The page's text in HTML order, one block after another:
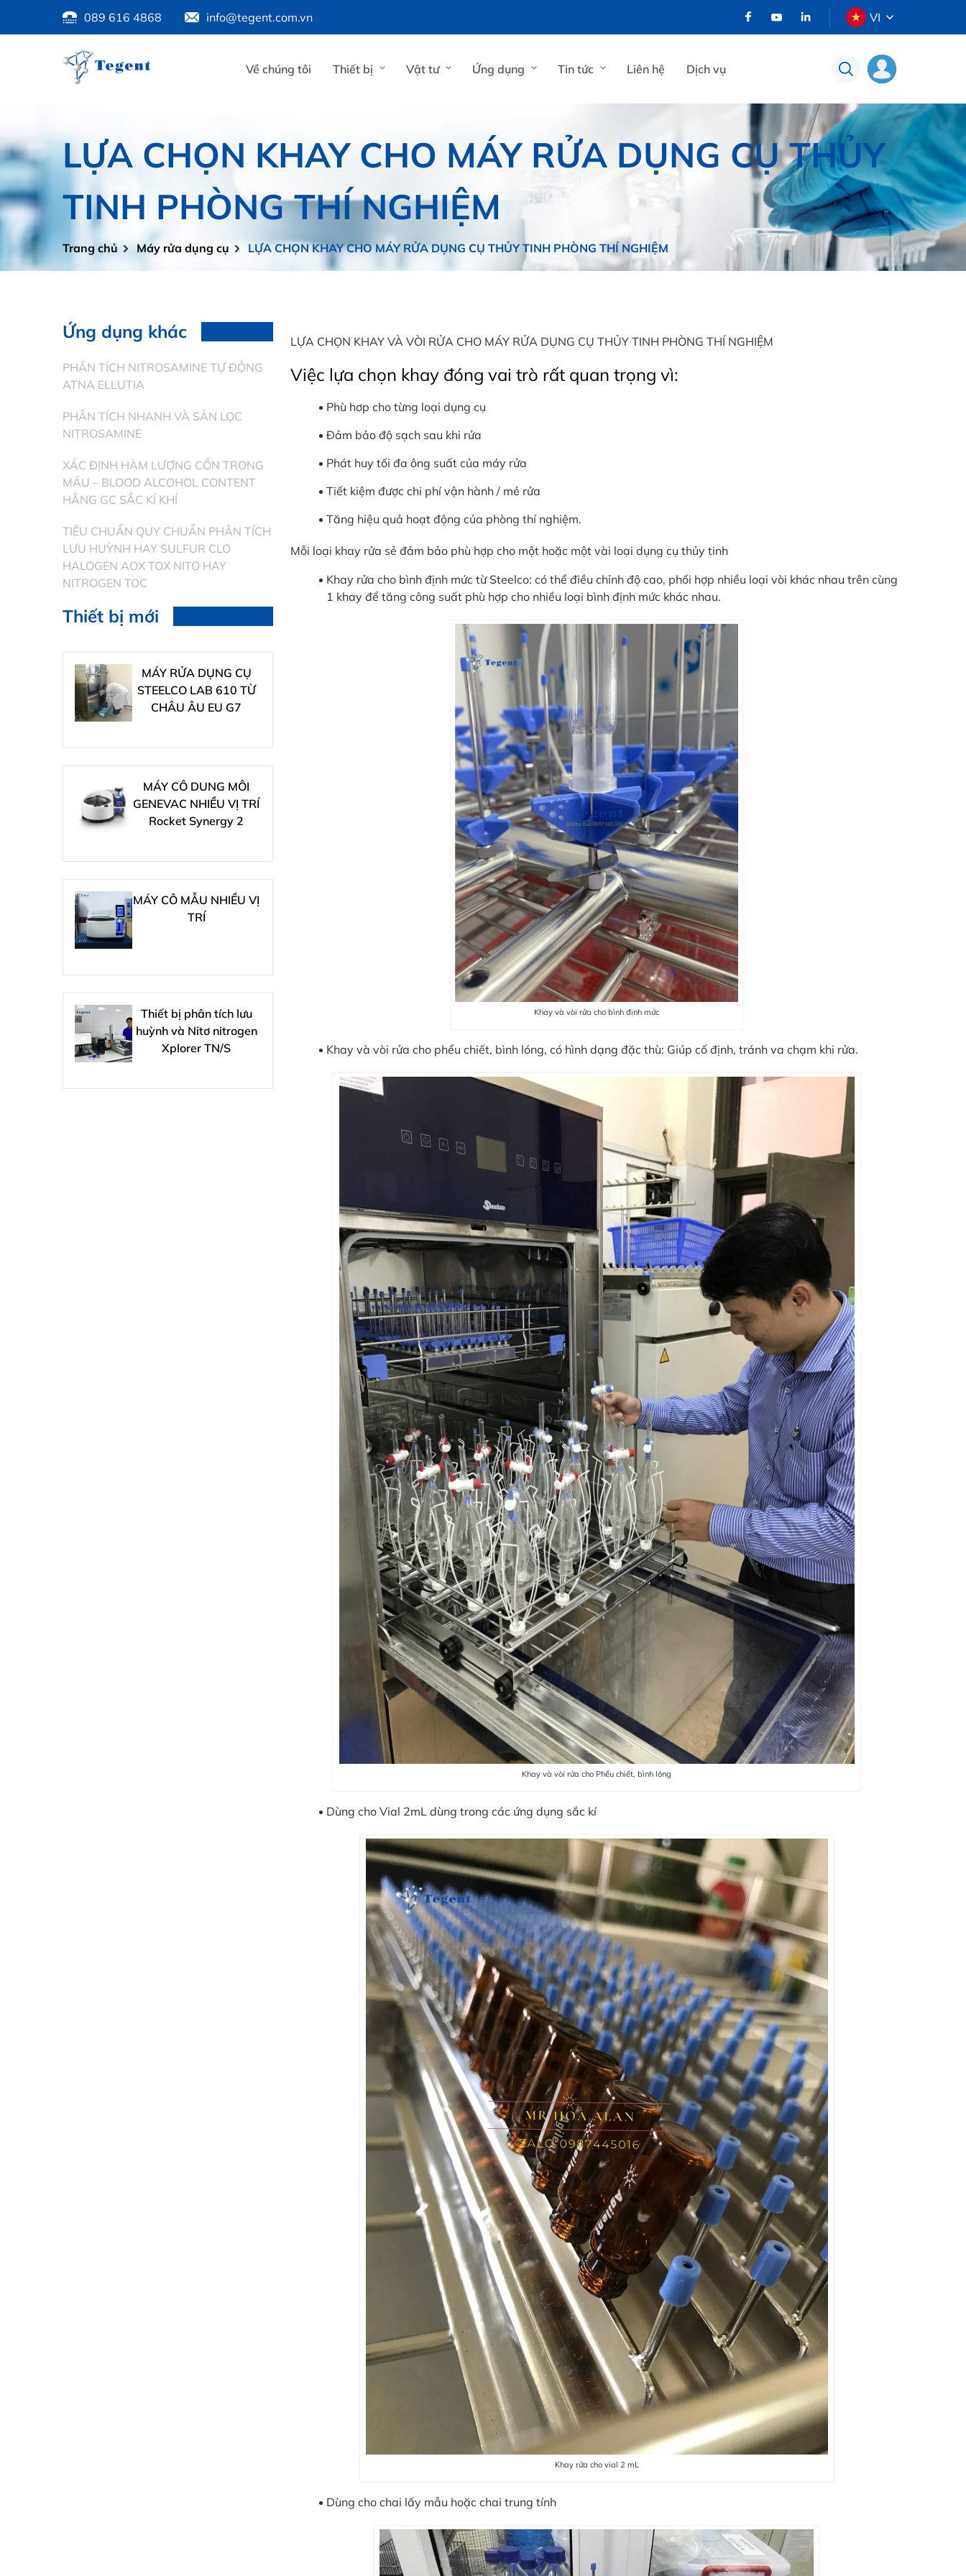
089 616 4868 info@tegent.com.vn VI
Về chúng tôi Thiết bị Vật tư Ứng dụng Tin tức Liên hệ Dịch vụ
LỰA CHỌN KHAY CHO MÁY RỬA DỤNG CỤ THỦY
TINH PHÒNG THÍ NGHIỆM
Trang chủ Máy rửa dụng cụ LỰA CHỌN KHAY CHO MÁY RỬA DỤNG CỤ THỦY TINH PHÒNG THÍ NGHIỆM
Ứng dụng khác
PHÂN TÍCH NITROSAMINE TỰ ĐỘNG
ATNA ELLUTIA
PHÂN TÍCH NHANH VÀ SẢN LỌC
NITROSAMINE
XÁC ĐỊNH HÀM LƯỢNG CỒN TRONG
MÁU – BLOOD ALCOHOL CONTENT
HẰNG GC SẮC KÍ KHÍ
TIÊU CHUẨN QUY CHUẨN PHÂN TÍCH
LƯU HUỲNH HAY SULFUR CLO
HALOGEN AOX TOX NITO HAY
NITROGEN TOC
Thiết bị mới
MÁY RỬA DỤNG CỤ
STEELCO LAB 610 TỪ
CHÂU ÂU EU G7
MÁY CÔ DUNG MÔI
GENEVAC NHIỀU VỊ TRÍ
Rocket Synergy 2
MÁY CÔ MẪU NHIỀU VỊ
TRÍ
Thiết bị phân tích lưu
huỳnh và Nitơ nitrogen
Xplorer TN/S
LỰA CHỌN KHAY VÀ VÒI RỬA CHO MÁY RỬA DỤNG CỤ THỦY TINH PHÒNG THÍ NGHIỆM
Việc lựa chọn khay đóng vai trò rất quan trọng vì:
Phù hơp cho từng loại dụng cụ
Đảm bảo độ sạch sau khi rửa
Phát huy tối đa ông suất của máy rửa
Tiết kiệm được chi phí vận hành / mẻ rửa
Tăng hiệu quả hoạt động của phòng thí nghiệm.
Mỗi loại khay rửa sẻ đảm bảo phù hợp cho một hoặc một vài loại dụng cụ thủy tinh
Khay rửa cho bình định mức từ Steelco: có thể điều chỉnh độ cao, phối hợp nhiều loại vòi khác nhau trên cùng
1 khay để tăng công suất phù hợp cho nhiều loại bình định mức khác nhau.
Khay và vòi rửa cho bình định mức
Khay và vòi rửa cho phểu chiết, bình lóng, có hình dạng đặc thù: Giúp cố định, tránh va chạm khi rửa.
Khay và vòi rửa cho Phểu chiết, bình lóng
Dùng cho Vial 2mL dùng trong các ứng dụng sắc kí
Khay rửa cho vial 2 mL
Dùng cho chai lấy mẫu hoặc chai trung tính